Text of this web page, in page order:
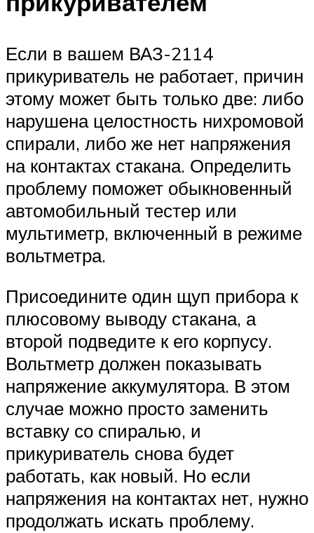
Если в вашем ВАЗ-2114
прикуриватель не работает, причин
этому может быть только две: либо
нарушена целостность нихромовой
спирали, либо же нет напряжения
на контактах стакана. Определить
проблему поможет обыкновенный
автомобильный тестер или
мультиметр, включенный в режиме
вольтметра.
Присоедините один щуп прибора к
плюсовому выводу стакана, а
второй подведите к его корпусу.
Вольтметр должен показывать
напряжение аккумулятора. В этом
случае можно просто заменить
вставку со спиралью, и
прикуриватель снова будет
работать, как новый. Но если
напряжения на контактах нет, нужно
продолжать искать проблему.